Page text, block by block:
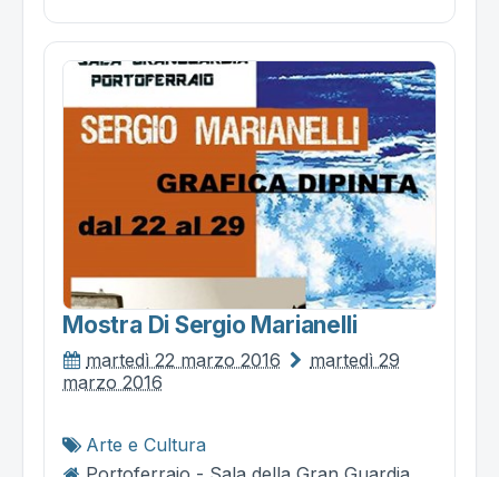
Mostra Di Sergio Marianelli
martedì 22 marzo 2016
martedì 29
marzo 2016
Arte e Cultura